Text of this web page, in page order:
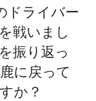
ドライバー
戦いまし
振り返っ
に戻って
か？